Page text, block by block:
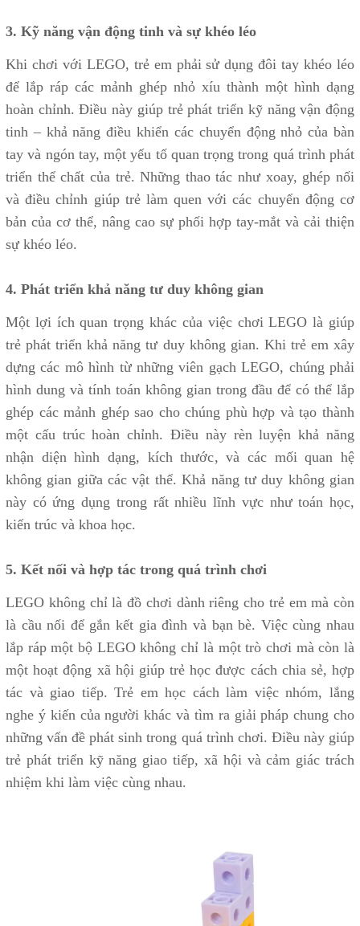
3. Kỹ năng vận động tinh và sự khéo léo
Khi chơi với LEGO, trẻ em phải sử dụng đôi tay khéo léo
để lắp ráp các mảnh ghép nhỏ xíu thành một hình dạng
hoàn chỉnh. Điều này giúp trẻ phát triển kỹ năng vận động
tinh – khả năng điều khiển các chuyển động nhỏ của bàn
tay và ngón tay, một yếu tố quan trọng trong quá trình phát
triển thể chất của trẻ. Những thao tác như xoay, ghép nối
và điều chỉnh giúp trẻ làm quen với các chuyển động cơ
bản của cơ thể, nâng cao sự phối hợp tay-mắt và cải thiện
sự khéo léo.
4. Phát triển khả năng tư duy không gian
Một lợi ích quan trọng khác của việc chơi LEGO là giúp
trẻ phát triển khả năng tư duy không gian. Khi trẻ em xây
dựng các mô hình từ những viên gạch LEGO, chúng phải
hình dung và tính toán không gian trong đầu để có thể lắp
ghép các mảnh ghép sao cho chúng phù hợp và tạo thành
một cấu trúc hoàn chỉnh. Điều này rèn luyện khả năng
nhận diện hình dạng, kích thước, và các mối quan hệ
không gian giữa các vật thể. Khả năng tư duy không gian
này có ứng dụng trong rất nhiều lĩnh vực như toán học,
kiến trúc và khoa học.
5. Kết nối và hợp tác trong quá trình chơi
LEGO không chỉ là đồ chơi dành riêng cho trẻ em mà còn
là cầu nối để gắn kết gia đình và bạn bè. Việc cùng nhau
lắp ráp một bộ LEGO không chỉ là một trò chơi mà còn là
một hoạt động xã hội giúp trẻ học được cách chia sẻ, hợp
tác và giao tiếp. Trẻ em học cách làm việc nhóm, lắng
nghe ý kiến của người khác và tìm ra giải pháp chung cho
những vấn đề phát sinh trong quá trình chơi. Điều này giúp
trẻ phát triển kỹ năng giao tiếp, xã hội và cảm giác trách
nhiệm khi làm việc cùng nhau.